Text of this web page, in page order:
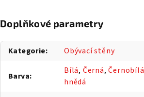
Doplňkové parametry
Kategorie: Obývací stěny
Barva:
Bílá, Černá,Černobílá
hnědá